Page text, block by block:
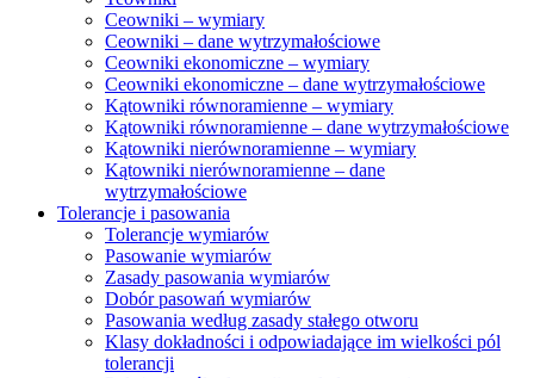
Ceowniki – wymiary
Ceowniki – dane wytrzymałościowe
Ceowniki ekonomiczne – wymiary
Ceowniki ekonomiczne – dane wytrzymałościowe
Kątowniki równoramienne – wymiary
Kątowniki równoramienne – dane wytrzymałościowe
Kątowniki nierównoramienne – wymiary
Kątowniki nierównoramienne – dane
wytrzymałościowe
Tolerancje i pasowania
Tolerancje wymiarów
Pasowanie wymiarów
Zasady pasowania wymiarów
Dobór pasowań wymiarów
Pasowania według zasady stałego otworu
Klasy dokładności i odpowiadające im wielkości pól
tolerancji